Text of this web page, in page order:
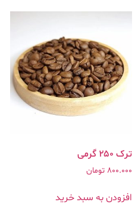
ترک ۲۵۰ گرمی
800.000 تومان
افزودن به سبد خرید